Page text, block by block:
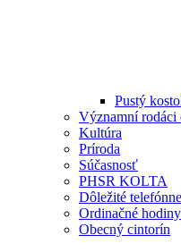
Pustý
Významní rodáci
Kultúra
Príroda
Súčasnosť
PHSR KOLTA
Dôležité
Ordinačné
Obecný cintorín